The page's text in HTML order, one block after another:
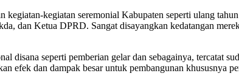
kegiatan seremonial Kabupaten seperti ulang
dan Ketua DPRD. Sangat disayangkan kedatangan
disana seperti pemberian gelar dan sebagainya, tercatat
efek dan dampak besar untuk pembangunan khususnya